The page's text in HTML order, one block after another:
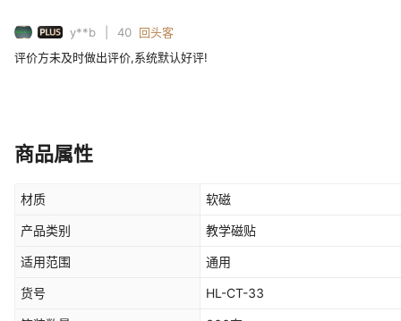
PLUS y**b 40 回头客
评价方未及时做出评价,系统默认好评!
商品属性
材质 软磁
产品类别 教学磁贴
适用范围 通用
货号 HL-CT-33